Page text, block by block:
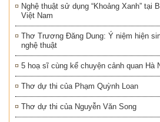
Nghệ thuật sử dụng “Khoảng Xanh” tại
Việt Nam
Thơ Trương Đăng Dung: Ý niệm hiện
nghệ thuật
5 hoạ sĩ cùng kể chuyện cảnh quan Hà
Thơ dự thi của Phạm Quỳnh Loan
Thơ dự thi của Nguyễn Văn Song